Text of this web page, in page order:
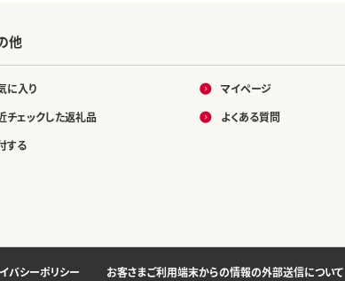
他
に入り
チェックした返礼品
する
マイページ
よくある質問
バシーポリシー お客さまご利用端末からの情報の外部送信について